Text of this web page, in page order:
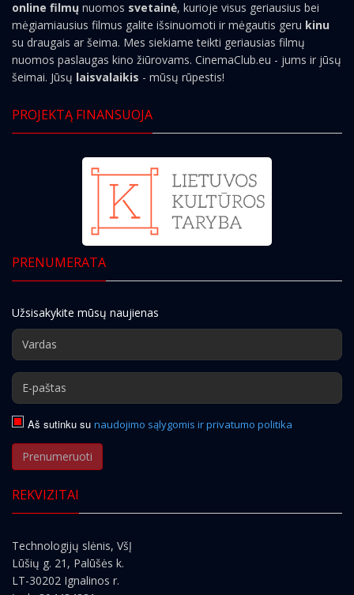
online filmų nuomos svetainė, kurioje visus geriausius bei
mėgiamiausius filmus galite išsinuomoti ir mėgautis geru kinu
su draugais ar šeima. Mes siekiame teikti geriausias filmų
nuomos paslaugas kino žiūrovams. CinemaClub.eu - jums ir jūsų
šeimai. Jūsų laisvalaikis - mūsų rūpestis!
PROJEKTĄ FINANSUOJA
PRENUMERATA
Užsisakykite mūsų naujienas
Aš sutinku su naudojimo sąlygomis ir privatumo politika
Prenumeruoti
REKVIZITAI
Technologijų slėnis, VšĮ
Lūšių g. 21, Palūšės k.
LT-30202 Ignalinos r.